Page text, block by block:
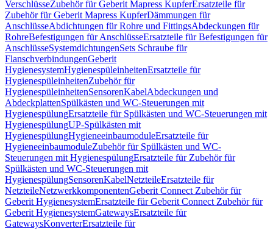
VerschlüsseZubehör für Geberit Mapress KupferErsatzteile für
Zubehör für Geberit Mapress KupferDämmungen für
AnschlüsseAbdichtungen für Rohre und FittingsAbdeckungen für
RohreBefestigungen für AnschlüsseErsatzteile für Befestigungen für
AnschlüsseSystemdichtungenSets Schraube für
FlanschverbindungenGeberit
HygienesystemHygienespüleinheitenErsatzteile für
HygienespüleinheitenZubehör für
HygienespüleinheitenSensorenKabelAbdeckungen und
AbdeckplattenSpülkästen und WC-Steuerungen mit
HygienespülungErsatzteile für Spülkästen und WC-Steuerungen mit
HygienespülungUP-Spülkästen mit
HygienespülungHygieneeinbaumoduleErsatzteile für
HygieneeinbaumoduleZubehör für Spülkästen und WC-
Steuerungen mit HygienespülungErsatzteile für Zubehör für
Spülkästen und WC-Steuerungen mit
HygienespülungSensorenKabelNetzteileErsatzteile für
NetzteileNetzwerkkomponentenGeberit Connect Zubehör für
Geberit HygienesystemErsatzteile für Geberit Connect Zubehör für
Geberit HygienesystemGatewaysErsatzteile für
GatewaysKonverterErsatzteile für